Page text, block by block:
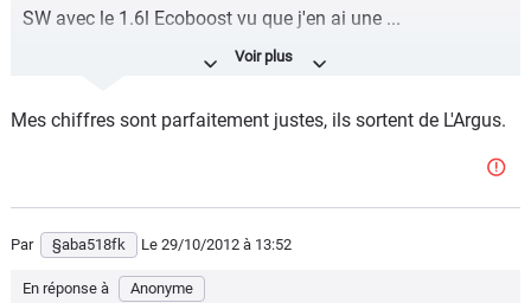
SW avec le 1.6l Ecoboost vu que j'en ai une ...
Enfin continue à vivre dans ton monde, avec tes
Mes chiffres sont parfaitement justes, ils sortent de L'Argus.
Par §aba518fk Le 29/10/2012 à 13:52
En réponse à Anonyme